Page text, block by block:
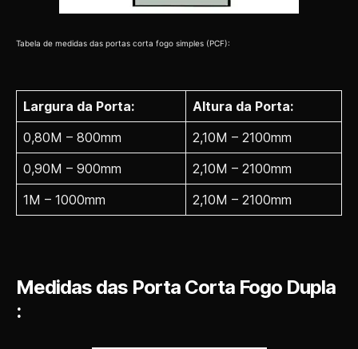
Tabela de medidas das portas corta fogo simples (PCF):
Largura da Porta:
Altura da Porta:
0,80M – 800mm
2,10M – 2100mm
0,90M – 900mm
2,10M – 2100mm
1M – 1000mm
2,10M – 2100mm
Medidas das Porta Corta Fogo Dupla
: